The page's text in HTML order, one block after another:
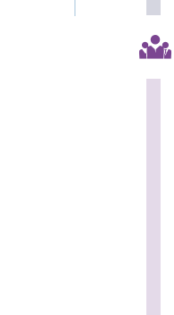
droites
groupe